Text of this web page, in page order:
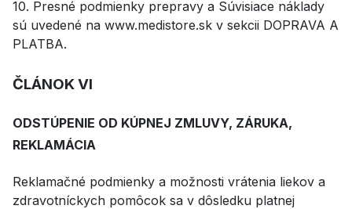
10. Presné podmienky prepravy a Súvisiace náklady
sú uvedené na www.medistore.sk v sekcii DOPRAVA A
PLATBA.
ČLÁNOK VI
ODSTÚPENIE OD KÚPNEJ ZMLUVY, ZÁRUKA,
REKLAMÁCIA
Reklamačné podmienky a možnosti vrátenia liekov a
zdravotníckych pomôcok sa v dôsledku platnej